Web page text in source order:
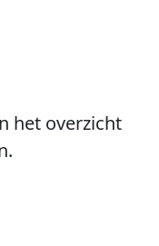
het overzicht